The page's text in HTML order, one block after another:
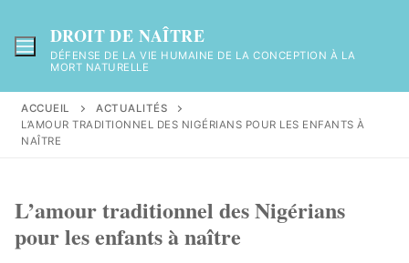
au
contenu
DROIT DE NAÎTRE
DÉFENSE DE LA VIE HUMAINE DE LA CONCEPTION À LA
MORT NATURELLE
ACCUEIL
ACTUALITÉS
L’AMOUR TRADITIONNEL DES NIGÉRIANS POUR LES ENFANTS À
NAÎTRE
L’amour traditionnel des Nigérians
pour les enfants à naître